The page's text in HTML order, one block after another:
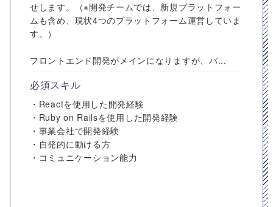
せします。（※開発チームでは、新規プラットフォー
ムも含め、現状4つのプラットフォーム運営していま
す。）
フロントエンド開発がメインになりますが、バ...
必須スキル
・Reactを使用した開発経験
・Ruby on Railsを使用した開発経験
・事業会社で開発経験
・自発的に動ける方
・コミュニケーション能力